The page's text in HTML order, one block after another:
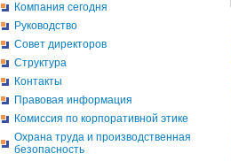
Компания сегодня
Руководство
Совет директоров
Структура
Контакты
Правовая информация
Комиссия по корпоративной этике
Охрана труда и производственная
безопасность